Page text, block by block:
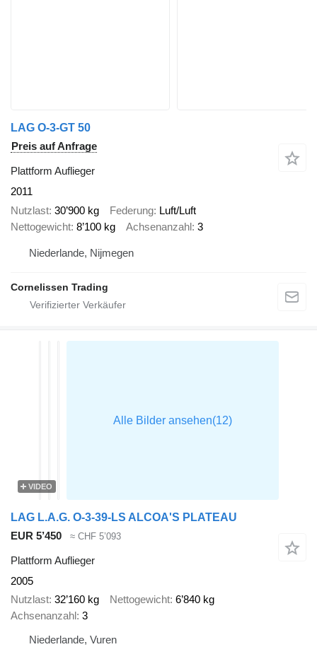
LAG O-3-GT 50
Preis auf Anfrage
Plattform Auflieger
2011
Nutzlast 30’900 kg Federung Luft/Luft
Nettogewicht 8’100 kg Achsenanzahl 3
Niederlande, Nijmegen
Cornelissen Trading
VIDEO
LAG L.A.G. O-3-39-LS ALCOA'S PLATEAU
EUR 5’450
≈ CHF 5’093
Plattform Auflieger
2005
Nutzlast 32’160 kg Nettogewicht 6’840 kg
Achsenanzahl 3
Niederlande, Vuren